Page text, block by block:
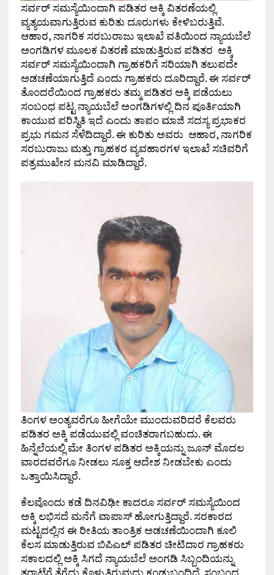
ಸರ್ವರ್ ಸಮಸ್ಯೆಯಿಂದಾಗಿ ಪಡಿತರ ಅಕ್ಕಿ ವಿತರಣೆಯಲ್ಲಿ
ವ್ಯತ್ಯಯವಾಗುತ್ತಿರುವ ಕುರಿತು ದೂರುಗಳು ಕೇಳಿಬರುತ್ತಿವೆ.
ಆಹಾರ, ನಾಗರಿಕ ಸರಬುರಾಜು ಇಲಾಖೆ ವತಿಯಿಂದ ನ್ಯಾಯಬೆಲೆ
ಅಂಗಡಿಗಳ ಮೂಲಕ ವಿತರಣೆ ಮಾಡುತ್ತಿರುವ ಪಡಿತರ ಅಕ್ಕಿ
ಸರ್ವರ್ ಸಮಸ್ಯೆಯಿಂದಾಗಿ ಗ್ರಾಹಕರಿಗೆ ಸರಿಯಾಗಿ ತಲುಪದೇ
ಅಡಚಣೆಯಾಗುತ್ತಿದೆ ಎಂದು ಗ್ರಾಹಕರು ದೂರಿದ್ದಾರೆ. ಈ ಸರ್ವರ್
ತೊಂದರೆಯಿಂದ ಗ್ರಾಹಕರು ತಮ್ಮ ಪಡಿತರ ಅಕ್ಕಿ ಪಡೆಯಲು
ಸಂಬಂಧ ಪಟ್ಟ ನ್ಯಾಯಬೆಲೆ ಅಂಗಡಿಗಳಲ್ಲಿ ದಿನ ಪೂರ್ತಿಯಾಗಿ
ಕಾಯುವ ಪರಿಸ್ಥಿತಿ ಇದೆ ಎಂದು ತಾಪಂ ಮಾಜಿ ಸದಸ್ಯ ಪ್ರಭಾಕರ
ಪ್ರಭು ಗಮನ ಸೆಳೆದಿದ್ದಾರೆ. ಈ ಕುರಿತು ಅವರು ಆಹಾರ, ನಾಗರಿಕ
ಸರಬುರಾಜು ಮತ್ತು ಗ್ರಾಹಕರ ವ್ಯವಹಾರಗಳ ಇಲಾಖೆ ಸಚಿವರಿಗೆ
ಪತ್ರಮುಖೇನ ಮನವಿ ಮಾಡಿದ್ದಾರೆ.
ತಿಂಗಳ ಅಂತ್ಯವರೆಗೂ ಹೀಗೆಯೇ ಮುಂದುವರಿದರೆ ಕೆಲವರು
ಪಡಿತರ ಅಕ್ಕಿ ಪಡೆಯುವಲ್ಲಿ ವಂಚಿತರಾಗಬಹುದು. ಈ
ಹಿನ್ನೆಲೆಯಲ್ಲಿ ಮೇ ತಿಂಗಳ ಪಡಿತರ ಅಕ್ಕಿಯನ್ನು ಜೂನ್ ಮೊದಲ
ವಾರದವರೆಗೂ ನೀಡಲು ಸೂಕ್ತ ಆದೇಶ ನೀಡಬೇಕು ಎಂದು
ಒತ್ತಾಯಿಸಿದ್ದಾರೆ.
ಕೆಲವೊಂದು ಕಡೆ ದಿನವಿಢೀ ಕಾದರೂ ಸರ್ವರ್ ಸಮಸ್ಯೆಯಿಂದ
ಅಕ್ಕಿ ಲಭಿಸದೆ ಮನೆಗೆ ವಾಪಾಸ್ ಹೋಗುತ್ತಿದ್ದಾರೆ. ಸರಕಾರದ
ಮಟ್ಟದಲ್ಲಿನ ಈ ರೀತಿಯ ತಾಂತ್ರಿಕ ಅಡಚಣೆಯಿಂದಾಗಿ ಕೂಲಿ
ಕೆಲಸ ಮಾಡುತ್ತಿರುವ ಬಿಪಿಎಲ್ ಪಡಿತರ ಚೀಟಿದಾರ ಗ್ರಾಹಕರು
ಸಕಾಲದಲ್ಲಿ ಅಕ್ಕಿ ಸಿಗದೆ ನ್ಯಾಯಬೆಲೆ ಅಂಗಡಿ ಸಿಬ್ಬಂದಿಯನ್ನು